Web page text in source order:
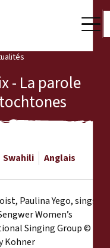
- La parole
Swahili Anglais